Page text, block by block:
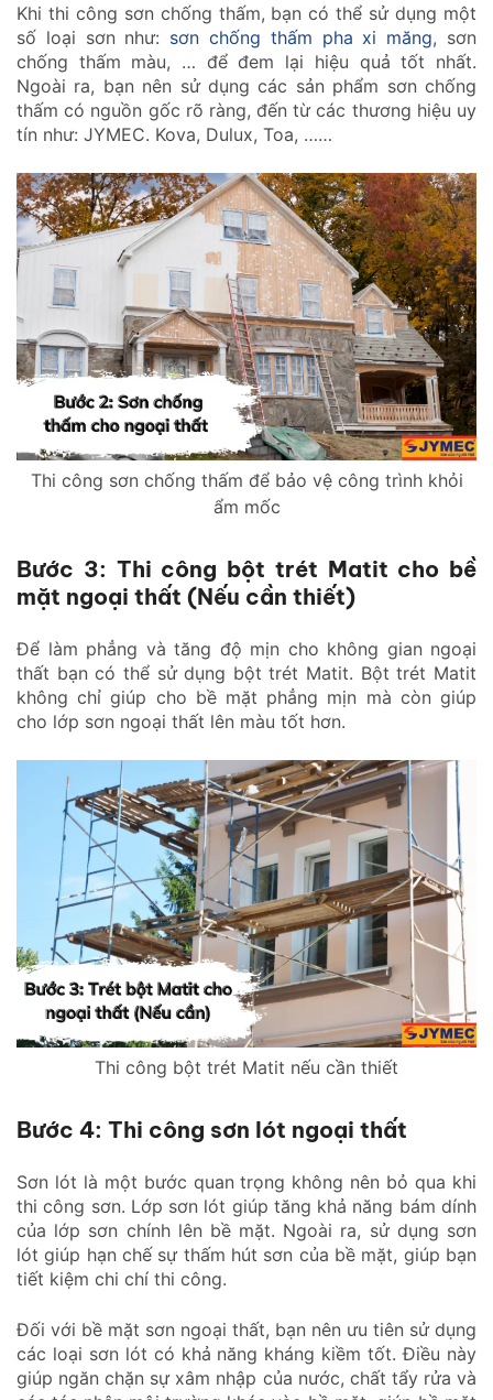
Khi thi công sơn chống thấm, bạn có thể sử dụng một
số loại sơn như: sơn chống thấm pha xi măng, sơn
chống thấm màu, … để đem lại hiệu quả tốt nhất.
Ngoài ra, bạn nên sử dụng các sản phẩm sơn chống
thấm có nguồn gốc rõ ràng, đến từ các thương hiệu uy
tín như: JYMEC. Kova, Dulux, Toa, ……
Thi công sơn chống thấm để bảo vệ công trình khỏi
ẩm mốc
Bước 3: Thi công bột trét Matit cho bề
mặt ngoại thất (Nếu cần thiết)
Để làm phẳng và tăng độ mịn cho không gian ngoại
thất bạn có thể sử dụng bột trét Matit. Bột trét Matit
không chỉ giúp cho bề mặt phẳng mịn mà còn giúp
cho lớp sơn ngoại thất lên màu tốt hơn.
Thi công bột trét Matit nếu cần thiết
Bước 4: Thi công sơn lót ngoại thất
Sơn lót là một bước quan trọng không nên bỏ qua khi
thi công sơn. Lớp sơn lót giúp tăng khả năng bám dính
của lớp sơn chính lên bề mặt. Ngoài ra, sử dụng sơn
lót giúp hạn chế sự thấm hút sơn của bề mặt, giúp bạn
tiết kiệm chi chí thi công.
Đối với bề mặt sơn ngoại thất, bạn nên ưu tiên sử dụng
các loại sơn lót có khả năng kháng kiềm tốt. Điều này
giúp ngăn chặn sự xâm nhập của nước, chất tẩy rửa và